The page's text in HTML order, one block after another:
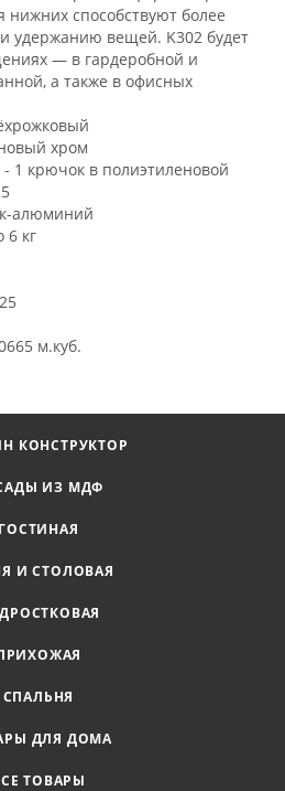
нижних способствуют более
удержанию вещей. K302 будет
— в гардеробной и
а также в офисных
хром
1 крючок в полиэтиленовой
алюминий
6 кг
м.куб.
КОНСТРУКТОР
ИЗ МДФ
ГОСТИНАЯ
И СТОЛОВАЯ
СПАЛЬНЯ
ДЛЯ ДОМА
ТОВАРЫ